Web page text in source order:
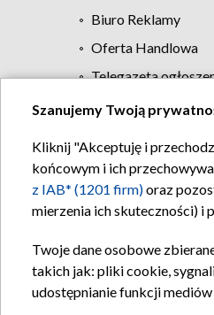
Biuro Reklamy
Oferta Handlowa
Telegazeta
Szanujemy Twoją
Kliknij "Akceptuję i
końcowym i ich
z IAB* (1201 firm)oraz
mierzenia ich skuteczności) i
Twoje dane osobowe
takich jak: pliki cookie,
udostępnianie funkcji